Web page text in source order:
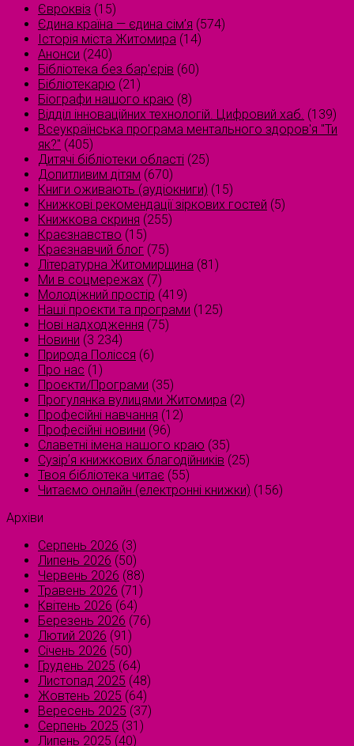
Євроквіз (15)
Єдина країна — єдина сім’я (574)
Історія міста Житомира (14)
Анонси (240)
Бібліотека без бар'єрів (60)
Бібліотекарю (21)
Біографи нашого краю (8)
Відділ інноваційних технологій. Цифровий хаб. (139)
Всеукраїнська програма ментального здоров'я "Ти
як?" (405)
Дитячі бібліотеки області (25)
Допитливим дітям (670)
Книги оживають (аудіокниги) (15)
Книжкові рекомендації зіркових гостей (5)
Книжкова скриня (255)
Краєзнавство (15)
Краєзнавчий блог (75)
Літературна Житомирщина (81)
Ми в соцмережах (7)
Молодіжний простір (419)
Наші проєкти та програми (125)
Нові надходження (75)
Новини (3 234)
Природа Полісся (6)
Про нас (1)
Проєкти/Програми (35)
Прогулянка вулицями Житомира (2)
Професійні навчання (12)
Професійні новини (96)
Славетні імена нашого краю (35)
Сузірʼя книжкових благодійників (25)
Твоя бібліотека читає (55)
Читаємо онлайн (електронні книжки) (156)
Архіви
Серпень 2026 (3)
Липень 2026 (50)
Червень 2026 (88)
Травень 2026 (71)
Квітень 2026 (64)
Березень 2026 (76)
Лютий 2026 (91)
Січень 2026 (50)
Грудень 2025 (64)
Листопад 2025 (48)
Жовтень 2025 (64)
Вересень 2025 (37)
Серпень 2025 (31)
Липень 2025 (40)